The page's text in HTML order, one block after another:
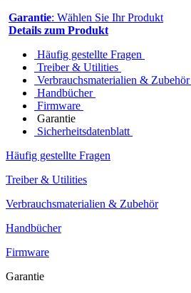
Garantie: Wählen Sie Ihr Produkt
Details zum Produkt
Häufig gestellte Fragen
Treiber & Utilities
Verbrauchsmaterialien & Zubehör
Handbücher
Firmware
Garantie
Sicherheitsdatenblatt
Häufig gestellte Fragen
Treiber & Utilities
Verbrauchsmaterialien & Zubehör
Handbücher
Firmware
Garantie